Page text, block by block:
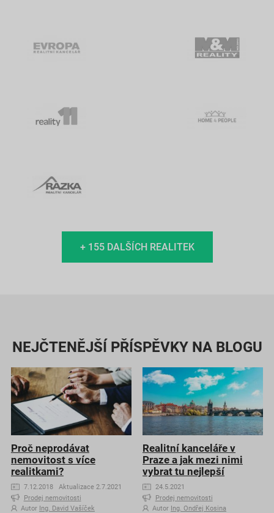
+ 155 DALŠÍCH REALITEK
NEJČTENĚJŠÍ PŘÍSPĚVKY NA BLOGU
Proč neprodávat
nemovitost s více
realitkami?
7.12.2018 Aktualizace 2.7.2021
Prodej nemovitosti
Autor Ing. David Vašíček
Realitní kanceláře v
Praze a jak mezi nimi
vybrat tu nejlepší
24.5.2021
Prodej nemovitosti
Autor Ing. Ondřej Kosina